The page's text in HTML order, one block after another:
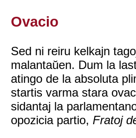
Ovacio
Sed ni reiru kelkajn
malantaŭen. Dum la
atingo de la absoluta
startis varma stara
sidantaj la
opozicia partio, Fratoj